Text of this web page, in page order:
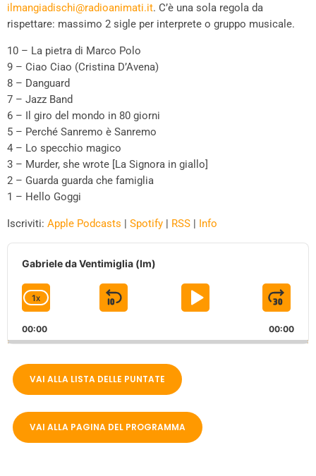
ilmangiadischi@radioanimati.it. C’è una sola regola da
rispettare: massimo 2 sigle per interprete o gruppo musicale.
10 – La pietra di Marco Polo
9 – Ciao Ciao (Cristina D’Avena)
8 – Danguard
7 – Jazz Band
6 – Il giro del mondo in 80 giorni
5 – Perché Sanremo è Sanremo
4 – Lo specchio magico
3 – Murder, she wrote [La Signora in giallo]
2 – Guarda guarda che famiglia
1 – Hello Goggi
Iscriviti: Apple Podcasts | Spotify | RSS | Info
A
a
Gabriele da Ventimiglia (Im)
C
A
N
G
E
A
Y
B
1X
S
I
P
B
A
C
K
P
A
U
S
J
U
M
00:00 00:00
VAI ALLA LISTA DELLE PUNTATE
VAI ALLA PAGINA DEL PROGRAMMA